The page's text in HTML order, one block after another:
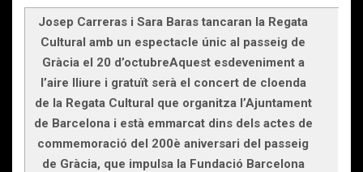
Josep Carreras i Sara Baras tancaran la Regata
Cultural amb un espectacle únic al passeig de
Gràcia el 20 d’octubreAquest esdeveniment a
l’aire lliure i gratuït serà el concert de cloenda
de la Regata Cultural que organitza l’Ajuntament
de Barcelona i està emmarcat dins dels actes de
commemoració del 200è aniversari del passeig
de Gràcia, que impulsa la Fundació Barcelona